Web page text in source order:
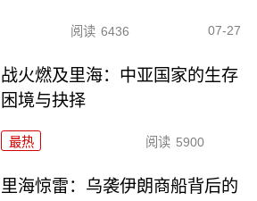
阅读 6436 07-27
战火燃及里海：中亚国家的生存
困境与抉择
最热 阅读 5900
里海惊雷：乌袭伊朗商船背后的